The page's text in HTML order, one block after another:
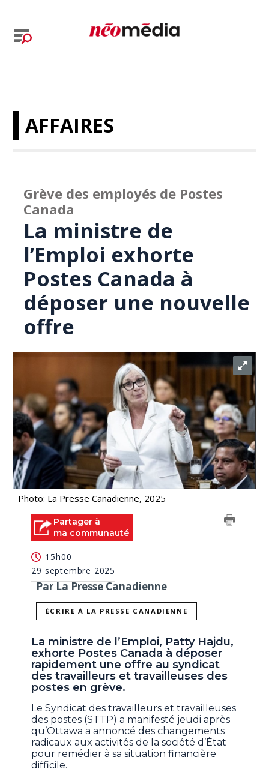
AFFAIRES
Grève des employés de Postes
Canada
La ministre de
l’Emploi exhorte
Postes Canada à
déposer une nouvelle
offre
Photo: La Presse Canadienne, 2025
Partager à
ma communauté
15h00
29 septembre 2025
Par La Presse Canadienne
ÉCRIRE À LA PRESSE CANADIENNE
La ministre de l’Emploi, Patty Hajdu,
exhorte Postes Canada à déposer
rapidement une offre au syndicat
des travailleurs et travailleuses des
postes en grève.
Le Syndicat des travailleurs et travailleuses
des postes (STTP) a manifesté jeudi après
qu’Ottawa a annoncé des changements
radicaux aux activités de la société d’État
pour remédier à sa situation financière
difficile.